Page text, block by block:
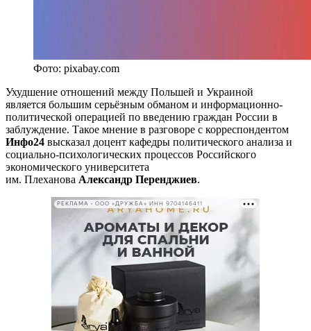
Фото: pixabay.com
Ухудшение отношений между Польшей и Украиной
является большим серьёзным обманом и информационно-
политической операцией по введению граждан России в
заблуждение. Такое мнение в разговоре с корреспондентом
Инфо24 высказал доцент кафедры политического анализа и
социально-психологических процессов Российского
экономического университета
им. Плеханова Александр Перенджиев.
РЕКЛАМА • ООО «ДРУЖБА» ИНН 9704146411